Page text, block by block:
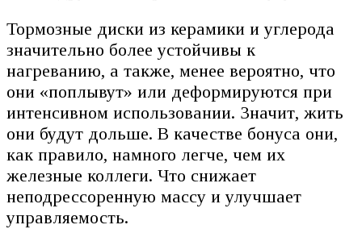
Тормозные диски из керамики и углерода
значительно более устойчивы к
нагреванию, а также, менее вероятно, что
они «поплывут» или деформируются при
интенсивном использовании. Значит, жить
они будут дольше. В качестве бонуса они,
как правило, намного легче, чем их
железные коллеги. Что снижает
неподрессоренную массу и улучшает
управляемость.